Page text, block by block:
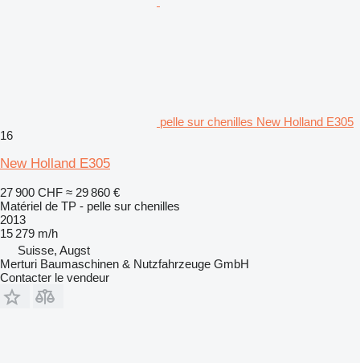
pelle sur chenilles New Holland E305
16
New Holland E305
27 900 CHF ≈ 29 860 €
Matériel de TP - pelle sur chenilles
2013
15 279 m/h
Suisse, Augst
Merturi Baumaschinen & Nutzfahrzeuge GmbH
Contacter le vendeur